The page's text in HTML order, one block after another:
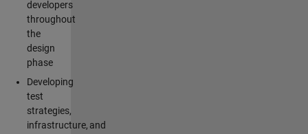
developers
throughout
the
design
phase
Developing
test
strategies,
infrastructure, and